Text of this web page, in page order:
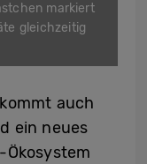
markiert
gleichzeitig
auch
ein neues
Ökosystem